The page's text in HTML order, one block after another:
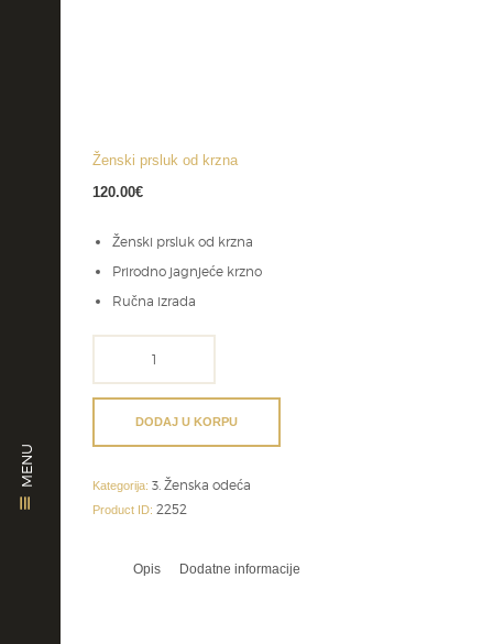
MENU
Ženski prsluk od krzna
120.00€
Ženski prsluk od krzna
Prirodno jagnjeće krzno
Ručna izrada
od
DODAJ U KORPU
Kategorija: 3. Ženska odeća
Product ID: 2252
Opis Dodatne informacije